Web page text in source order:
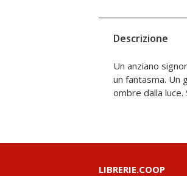
Descrizione
Un anziano
un fantasma. Un
ombre dalla
i palazzi di
Finalmente
LIBRERIE.COOP